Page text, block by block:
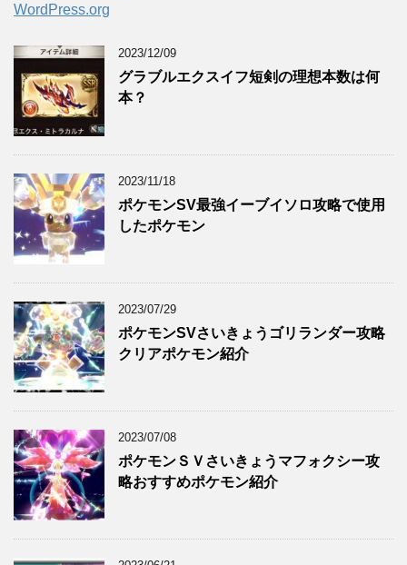
WordPress.org
2023/12/09
グラブルエクスイフ短剣の理想本数は何
本？
2023/11/18
ポケモンSV最強イーブイソロ攻略で使用
したポケモン
2023/07/29
ポケモンSVさいきょうゴリランダー攻略
クリアポケモン紹介
2023/07/08
ポケモンＳＶさいきょうマフォクシー攻
略おすすめポケモン紹介